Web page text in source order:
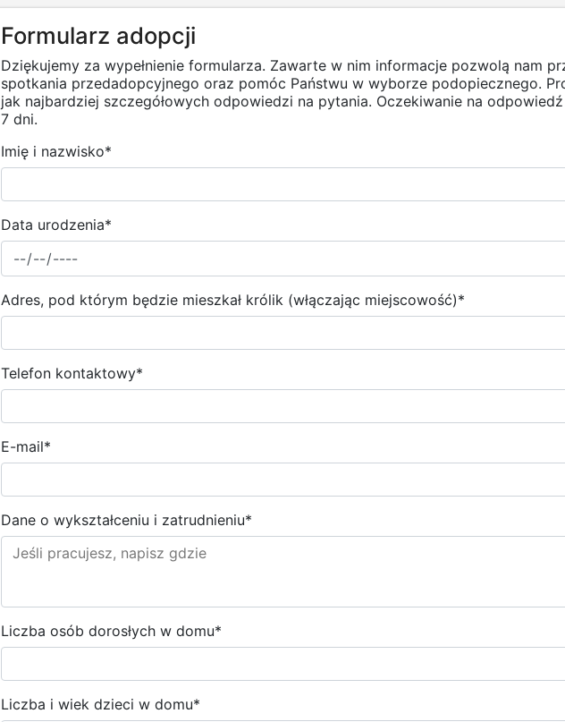
Formularz adopcji
Dziękujemy za wypełnienie formularza. Zawarte w nim informacje pozwolą nam
spotkania przedadopcyjnego oraz pomóc Państwu w wyborze podopiecznego.
jak najbardziej szczegółowych odpowiedzi na pytania. Oczekiwanie na
7 dni.
Imię i nazwisko*
Data urodzenia*
Adres, pod którym będzie mieszkał królik (włączając miejscowość)*
Telefon kontaktowy*
E-mail*
Dane o wykształceniu i zatrudnieniu*
Liczba osób dorosłych w domu*
Liczba i wiek dzieci w domu*